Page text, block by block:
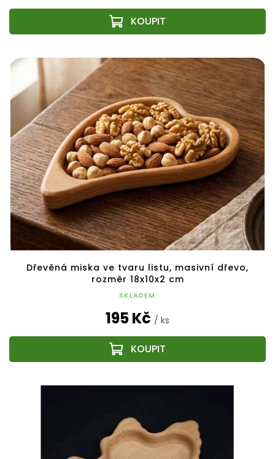
Dřevěná miska ve tvaru listu, masivní dřevo,
rozměr 18x10x2 cm
SKLADEM
195 Kč / ks